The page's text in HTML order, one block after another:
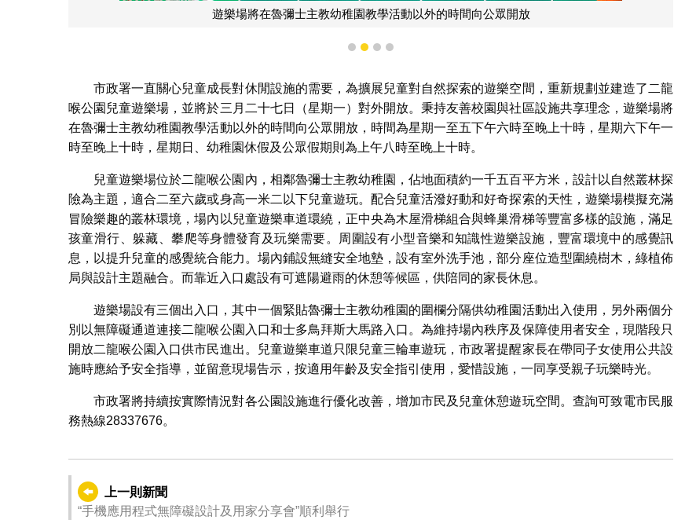
遊樂場將在魯彌士主教幼稚園教學活動以外的時間向公眾開放
1 2 3 4
市政署一直關心兒童成長對休閒設施的需要，為擴展兒童對自然探索的遊樂空間，重新規劃並建造了二龍
喉公園兒童遊樂場，並將於三月二十七日（星期一）對外開放。秉持友善校園與社區設施共享理念，遊樂場將
在魯彌士主教幼稚園教學活動以外的時間向公眾開放，時間為星期一至五下午六時至晚上十時，星期六下午一
時至晚上十時，星期日、幼稚園休假及公眾假期則為上午八時至晚上十時。
兒童遊樂場位於二龍喉公園內，相鄰魯彌士主教幼稚園，佔地面積約一千五百平方米，設計以自然叢林探
險為主題，適合二至六歲或身高一米二以下兒童遊玩。配合兒童活潑好動和好奇探索的天性，遊樂場模擬充滿
冒險樂趣的叢林環境，場內以兒童遊樂車道環繞，正中央為木屋滑梯組合與蜂巢滑梯等豐富多樣的設施，滿足
孩童滑行、躲藏、攀爬等身體發育及玩樂需要。周圍設有小型音樂和知識性遊樂設施，豐富環境中的感覺訊
息，以提升兒童的感覺統合能力。場內鋪設無縫安全地墊，設有室外洗手池，部分座位造型圍繞樹木，綠植佈
局與設計主題融合。而靠近入口處設有可遮陽避雨的休憩等候區，供陪同的家長休息。
遊樂場設有三個出入口，其中一個緊貼魯彌士主教幼稚園的圍欄分隔供幼稚園活動出入使用，另外兩個分
別以無障礙通道連接二龍喉公園入口和士多鳥拜斯大馬路入口。為維持場內秩序及保障使用者安全，現階段只
開放二龍喉公園入口供市民進出。兒童遊樂車道只限兒童三輪車遊玩，市政署提醒家長在帶同子女使用公共設
施時應給予安全指導，並留意現場告示，按適用年齡及安全指引使用，愛惜設施，一同享受親子玩樂時光。
市政署將持續按實際情況對各公園設施進行優化改善，增加市民及兒童休憩遊玩空間。查詢可致電市民服
務熱線28337676。
上一則新聞
“手機應用程式無障礙設計及用家分享會”順利舉行